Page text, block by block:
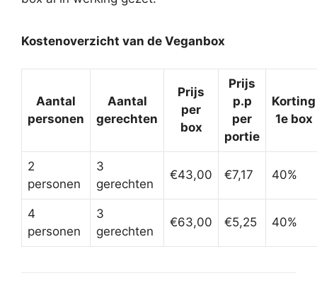
Kostenoverzicht van de Veganbox
Aantal
personen
Aantal
gerechten
Prijs
per
box
Prijs
p.p
per
portie
Korting
1e box
2
personen
3
gerechten
€43,00 €7,17 40%
4
personen
3
gerechten
€63,00 €5,25 40%